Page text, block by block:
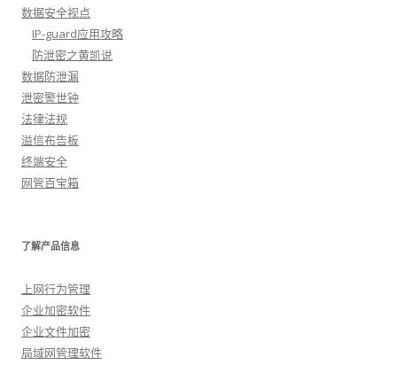
数据安全视点
IP-guard应用攻略
防泄密之黄凯说
数据防泄漏
泄密警世钟
法律法规
溢信布告板
终端安全
网管百宝箱
了解产品信息
上网行为管理
企业加密软件
企业文件加密
局域网管理软件